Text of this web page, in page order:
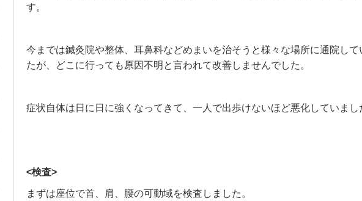
す。
今までは鍼灸院や整体、耳鼻科などめまいを治そうと様々な場所に通院して
たが、どこに行っても原因不明と言われて改善しませんでした。
症状自体は日に日に強くなってきて、一人で出歩けないほど悪化していまし
<検査>
まずは座位で首、肩、腰の可動域を検査しました。